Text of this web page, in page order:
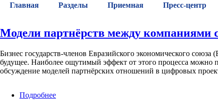
Главная Разделы Приемная Пресс-центр
Модели партнёрств между компаниями
Бизнес государств-членов Евразийского экономического
будущее. Наиболее ощутимый эффект от этого процесса можно
обсуждение моделей партнёрских отношений в цифровых
Подробнее